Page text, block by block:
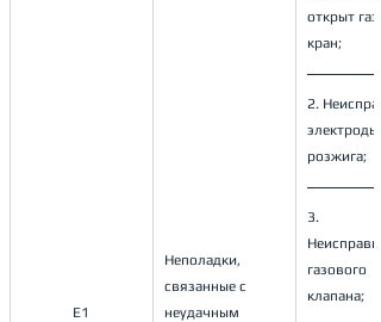
E1
Неполадки,
связанные с
неудачным
открыт
кран;
2.
электроды
розжига;
3.
газового
клапана;